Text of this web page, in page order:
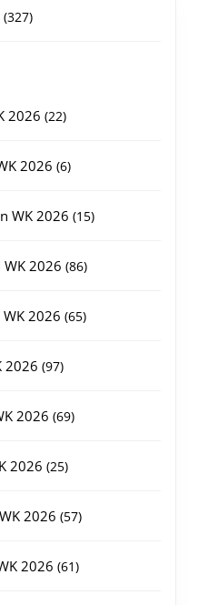
327327
2026 2222
2026 66
WK 2026 1515
2026 8686
2026 6565
2026 9797
2026 6969
2026 2525
2026 5757
2026 6161